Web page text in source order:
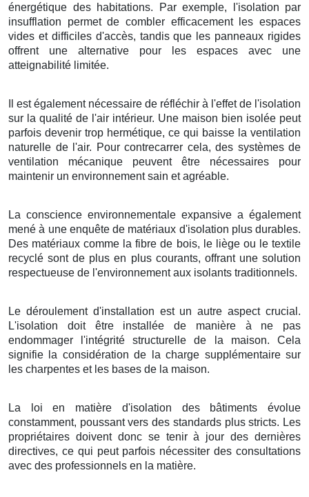
énergétique des habitations. Par exemple, l'isolation par
insufflation permet de combler efficacement les espaces
vides et difficiles d'accès, tandis que les panneaux rigides
offrent une alternative pour les espaces avec une
atteignabilité limitée.
Il est également nécessaire de réfléchir à l'effet de l'isolation
sur la qualité de l'air intérieur. Une maison bien isolée peut
parfois devenir trop hermétique, ce qui baisse la ventilation
naturelle de l'air. Pour contrecarrer cela, des systèmes de
ventilation mécanique peuvent être nécessaires pour
maintenir un environnement sain et agréable.
La conscience environnementale expansive a également
mené à une enquête de matériaux d'isolation plus durables.
Des matériaux comme la fibre de bois, le liège ou le textile
recyclé sont de plus en plus courants, offrant une solution
respectueuse de l'environnement aux isolants traditionnels.
Le déroulement d'installation est un autre aspect crucial.
L'isolation doit être installée de manière à ne pas
endommager l'intégrité structurelle de la maison. Cela
signifie la considération de la charge supplémentaire sur
les charpentes et les bases de la maison.
La loi en matière d'isolation des bâtiments évolue
constamment, poussant vers des standards plus stricts. Les
propriétaires doivent donc se tenir à jour des dernières
directives, ce qui peut parfois nécessiter des consultations
avec des professionnels en la matière.